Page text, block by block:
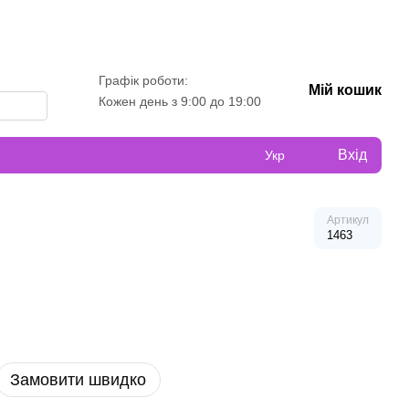
Графік роботи:
Кожен день з 9:00 до 19:00
Мій кошик
Укр Вхід
Артикул
1463
Замовити швидко